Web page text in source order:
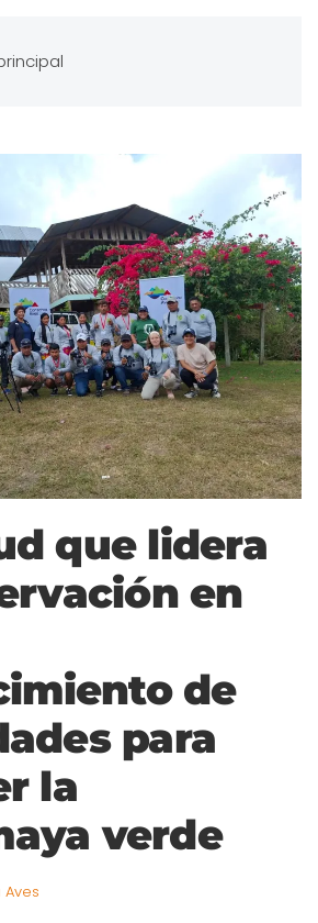
que lidera
en
de
para
la
verde